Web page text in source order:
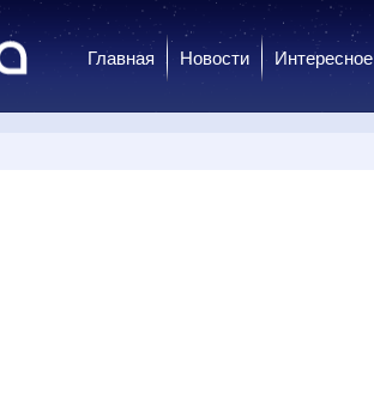
Главная Новости Интересное